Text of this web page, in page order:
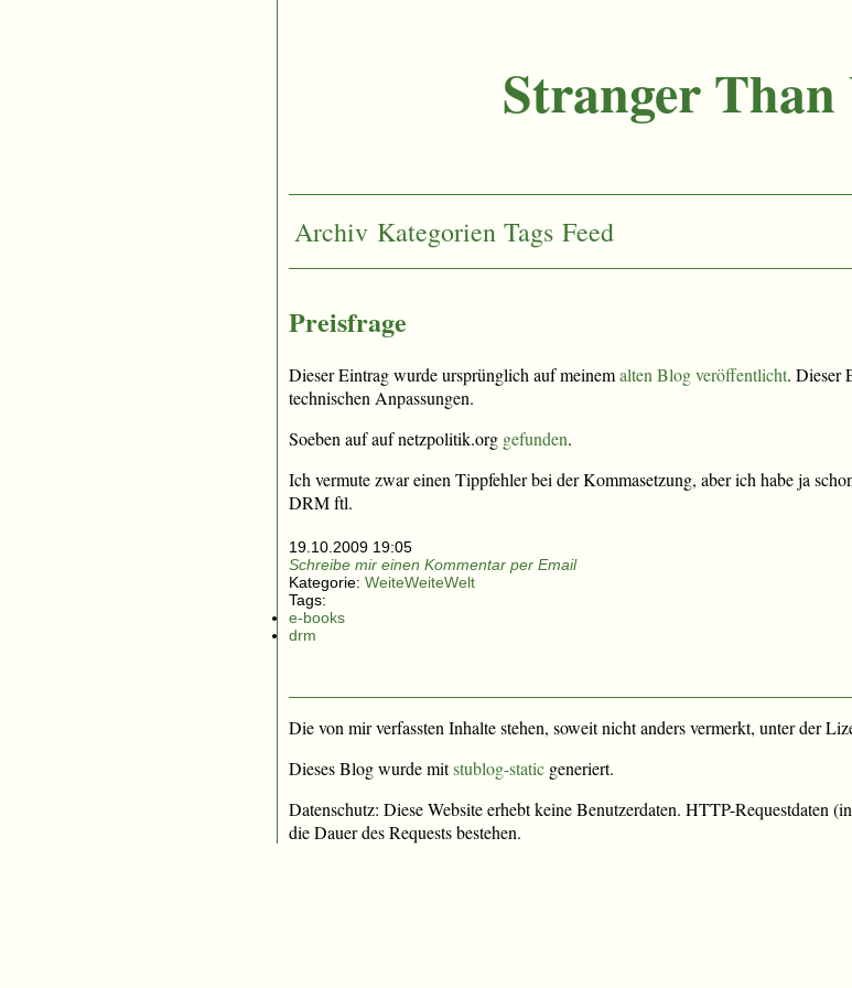
Stranger Than
Archiv Kategorien Tags Feed
Preisfrage
Dieser Eintrag wurde ursprünglich auf meinemalten Blog veröffentlicht. Dieser
technischen Anpassungen.
Soeben auf auf netzpolitik.org gefunden.
Ich vermute zwar einen Tippfehler bei der Kommasetzung, aber ich habe ja
DRM ftl.
19.10.2009 19:05
Schreibe mir einen Kommentar per Email
Kategorie: WeiteWeiteWelt
Tags:
e-books
drm
Die von mir verfassten Inhalte stehen, soweit nicht anders vermerkt, unter der
Dieses Blog wurde mitstublog-static generiert.
Datenschutz: Diese Website erhebt keine Benutzerdaten. HTTP-Requestdaten
die Dauer des Requests bestehen.